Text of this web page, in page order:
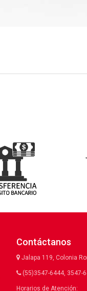
Contáctanos
Jalapa 119, Colonia
(55)3547-6444, 3547-
Horarios de Atención: